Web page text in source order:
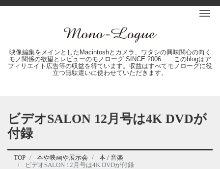
映像編集をメインとしたMacintoshとカメラ、ワタシの興味関心の向く
モノ関係の欲望とレビューのモノローグ SINCE 2006 このblogはア
フィリエイト広告等の収益を得ています。収益はすべてモノローグに役
立つ無駄遣いに使わせていただきます。
ビデオSALON 12月号は4K DVDが
付録
TOP 本や映画や展示会
本 / 音楽
ビデオSALON 12月号は4K DVDが付録